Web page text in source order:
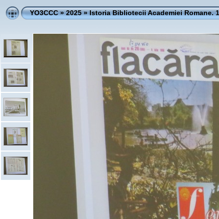
YO3CCC»2025»Istoria Bibliotecii Academiei Romane.